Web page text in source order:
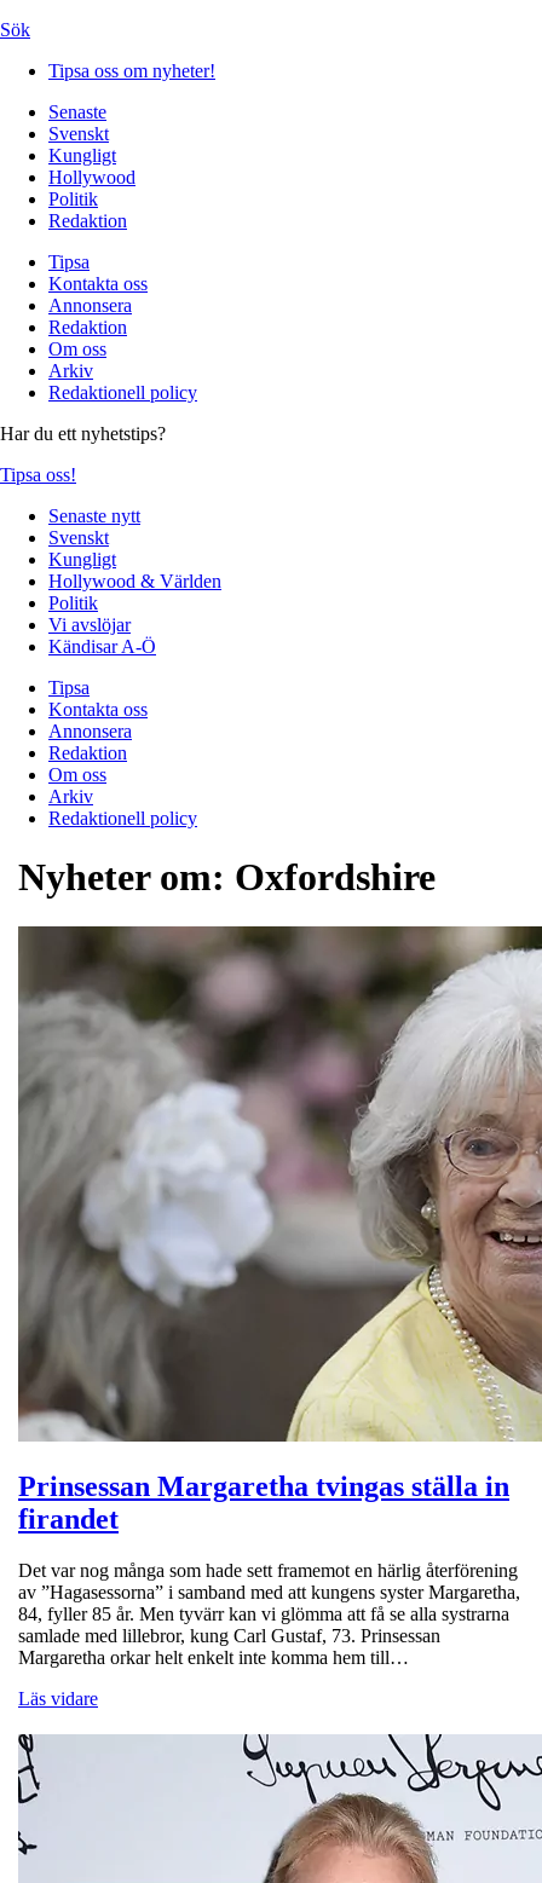
Sök
Tipsa oss om nyheter!
Senaste
Svenskt
Kungligt
Hollywood
Politik
Redaktion
Tipsa
Kontakta oss
Annonsera
Redaktion
Om oss
Arkiv
Redaktionell policy
Har du ett nyhetstips?
Tipsa oss!
Senaste nytt
Svenskt
Kungligt
Hollywood & Världen
Politik
Vi avslöjar
Kändisar A-Ö
Tipsa
Kontakta oss
Annonsera
Redaktion
Om oss
Arkiv
Redaktionell policy
Nyheter om: Oxfordshire
Prinsessan Margaretha tvingas ställa in
firandet
Det var nog många som hade sett framemot en härlig återförening
av ”Hagasessorna” i samband med att kungens syster Margaretha,
84, fyller 85 år. Men tyvärr kan vi glömma att få se alla systrarna
samlade med lillebror, kung Carl Gustaf, 73. Prinsessan
Margaretha orkar helt enkelt inte komma hem till…
Läs vidare